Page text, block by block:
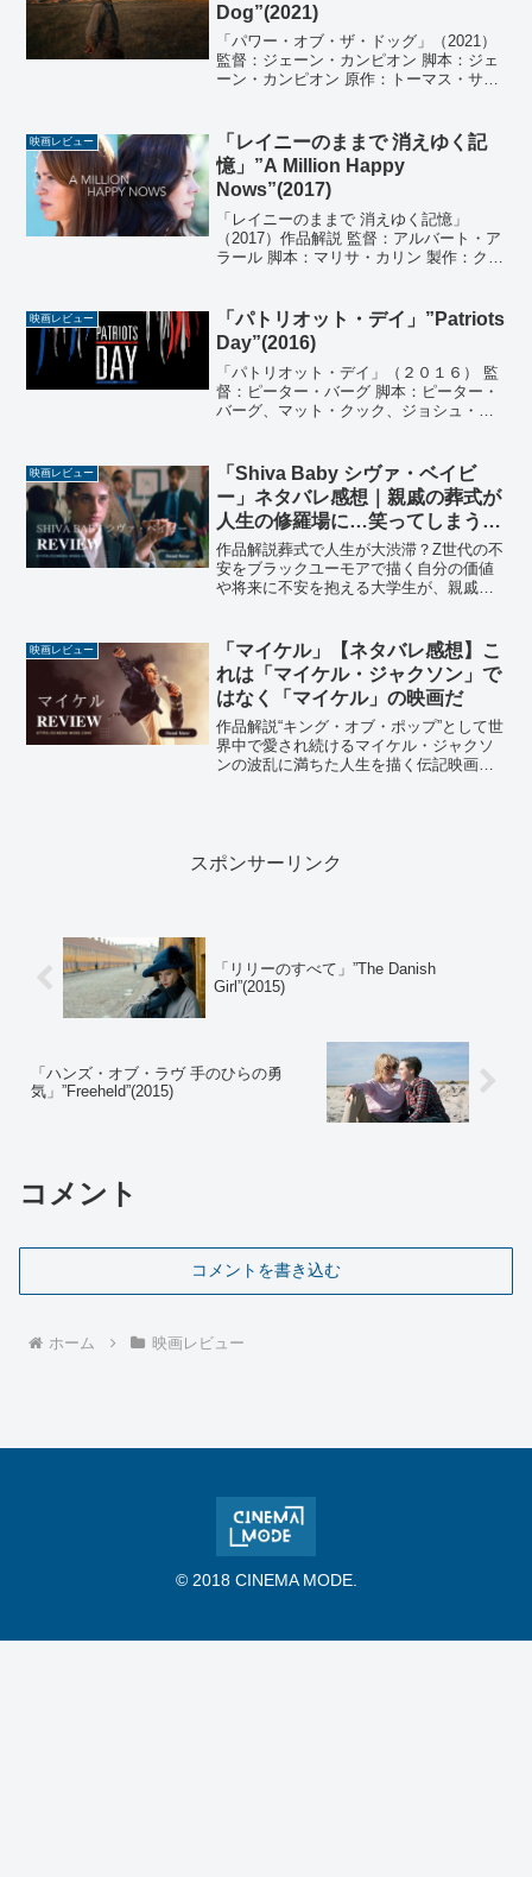
Dog”(2021)
「パワー・オブ・ザ・ドッグ」（2021）
監督：ジェーン・カンピオン 脚本：ジェ
ーン・カンピオン 原作：トーマス・サヴ
ェーン・カンピオン、タニヤ・セガッチ
アン 音楽：...
映画レビュー
「レイニーのままで 消えゆく記
憶」”A Million Happy
Nows”(2017)
「レイニーのままで 消えゆく記憶」
（2017）作品解説 監督：アルバート・ア
ラール 脚本：マリサ・カリン 製作：クリ
サ・カリン 音楽：ステファン・グラッツ
ィアーノ 撮...
映画レビュー
「パトリオット・デイ」”Patriots
Day”(2016)
「パトリオット・デイ」（２０１６） 監
督：ピーター・バーグ 脚本：ピーター・
バーグ、マット・クック、ジョシュ・ゼ
ク・ジョンソン 製作：スコット・ステュ
ーバー、ディラン...
映画レビュー
「Shiva Baby シヴァ・ベイビ
ー」ネタバレ感想｜親戚の葬式が
人生の修羅場に…笑ってしまうブ
ラックコメディ
作品解説葬式で人生が大渋滞？Z世代の不
安をブラックユーモアで描く自分の価値
や将来に不安を抱える大学生が、親戚の
ィドラマ。ユダヤ教の葬儀儀式「シヴ
ァ」の場という閉鎖的な空...
映画レビュー
「マイケル」【ネタバレ感想】こ
れは「マイケル・ジャクソン」で
はなく「マイケル」の映画だ
作品解説“キング・オブ・ポップ”として世
界中で愛され続けるマイケル・ジャクソ
ンの波乱に満ちた人生を描く伝記映画。
スポンサーリンク
「リリーのすべて」”The Danish
Girl”(2015)
「ハンズ・オブ・ラヴ 手のひらの勇
気」”Freeheld”(2015)
コメント
コメントを書き込む
ホーム 映画レビュー
© 2018 CINEMA MODE.